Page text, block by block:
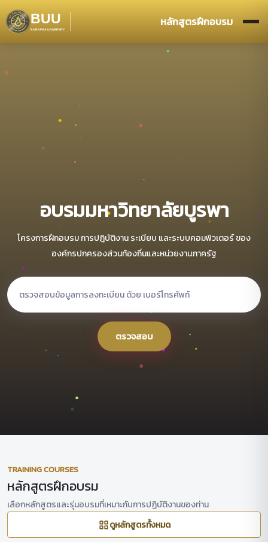
BUU
BURAPHA UNIVERSITY หลักสูตรฝึกอบรม
อบรมมหาวิทยาลัยบูรพา
โครงการฝึกอบรม การปฎิบัติงาน ระเบียบ และระบบคอมพิวเตอร์ ของ
องค์กรปกครองส่วนท้องถิ่นและหน่วยงานภาครัฐ
ตรวจสอบ
TRAINING COURSES
หลักสูตรฝึกอบรม
เลือกหลักสูตรและรุ่นอบรมที่เหมาะกับการปฏิบัติงานของท่าน
ดูหลักสูตรทั้งหมด